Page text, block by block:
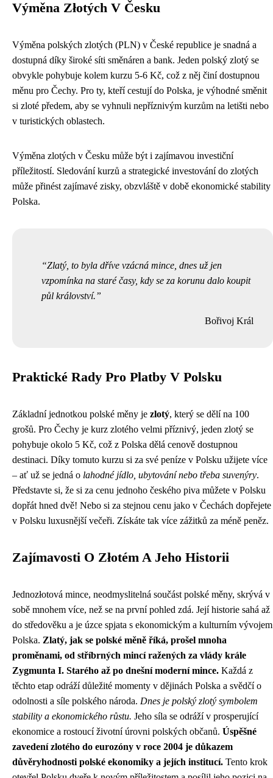
Výměna Złotých V Česku
Výměna polských zlotých (PLN) v České republice je snadná a
dostupná díky široké síti směnáren a bank. Jeden polský zlotý se
obvykle pohybuje kolem kurzu 5-6 Kč, což z něj činí dostupnou
měnu pro Čechy. Pro ty, kteří cestují do Polska, je výhodné směnit
si zloté předem, aby se vyhnuli nepříznivým kurzům na letišti nebo
v turistických oblastech.
Výměna zlotých v Česku může být i zajímavou investiční
příležitostí. Sledování kurzů a strategické investování do zlotých
může přinést zajímavé zisky, obzvláště v době ekonomické stability
Polska.
Zlatý, to byla dříve vzácná mince, dnes už jen
vzpomínka na staré časy, kdy se za korunu dalo koupit
půl království.
Bořivoj Král
Praktické Rady Pro Platby V Polsku
Základní jednotkou polské měny je zlotý, který se dělí na 100
grošů. Pro Čechy je kurz zlotého velmi příznivý, jeden zlotý se
pohybuje okolo 5 Kč, což z Polska dělá cenově dostupnou
destinaci. Díky tomuto kurzu si za své peníze v Polsku užijete více
– ať už se jedná o lahodné jídlo, ubytování nebo třeba suvenýry.
Představte si, že si za cenu jednoho českého piva můžete v Polsku
dopřát hned dvě! Nebo si za stejnou cenu jako v Čechách dopřejete
v Polsku luxusnější večeři. Získáte tak více zážitků za méně peněz.
Zajímavosti O Złotém A Jeho Historii
Jednozłotová mince, neodmyslitelná součást polské měny, skrývá v
sobě mnohem více, než se na první pohled zdá. Její historie sahá až
do středověku a je úzce spjata s ekonomickým a kulturním vývojem
Polska. Zlatý, jak se polské měně říká, prošel mnoha
proměnami, od stříbrných mincí ražených za vlády krále
Zygmunta I. Starého až po dnešní moderní mince. Každá z
těchto etap odráží důležité momenty v dějinách Polska a svědčí o
odolnosti a síle polského národa. Dnes je polský zlotý symbolem
stability a ekonomického růstu. Jeho síla se odráží v prosperující
ekonomice a rostoucí životní úrovni polských občanů. Úspěšné
zavedení zlotého do eurozóny v roce 2004 je důkazem
důvěryhodnosti polské ekonomiky a jejích institucí. Tento krok